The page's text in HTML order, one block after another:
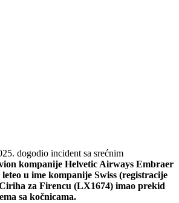
dogodio incident sa srećnim
kompanije Helvetic Airways Embraer
u ime kompanije Swiss (registracije
za Firencu (LX1674) imao prekid
sa kočnicama.